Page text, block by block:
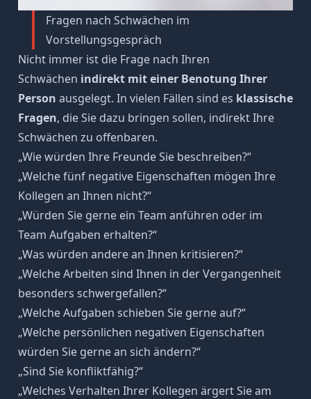
Fragen nach Schwächen im
Vorstellungsgespräch
Nicht immer ist die Frage nach Ihren
Schwächen indirekt mit einer Benotung Ihrer
Person ausgelegt. In vielen Fällen sind es klassische
Fragen, die Sie dazu bringen sollen, indirekt Ihre
Schwächen zu offenbaren.
„Wie würden Ihre Freunde Sie beschreiben?“
„Welche fünf negative Eigenschaften mögen Ihre
Kollegen an Ihnen nicht?“
„Würden Sie gerne ein Team anführen oder im
Team Aufgaben erhalten?“
„Was würden andere an Ihnen kritisieren?“
„Welche Arbeiten sind Ihnen in der Vergangenheit
besonders schwergefallen?“
„Welche Aufgaben schieben Sie gerne auf?“
„Welche persönlichen negativen Eigenschaften
würden Sie gerne an sich ändern?“
„Sind Sie konfliktfähig?“
„Welches Verhalten Ihrer Kollegen ärgert Sie am